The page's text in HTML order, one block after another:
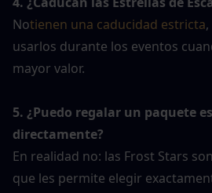
Notienen una caducidad estricta
usarlos durante los eventos
mayor valor.
5. ¿Puedo regalar un paquete
directamente?
En realidad no: las Frost Stars
que les permite elegir